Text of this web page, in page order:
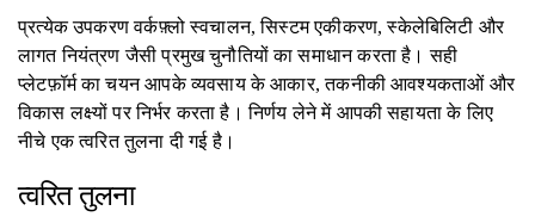
प्रत्येक उपकरण वर्कफ़्लो स्वचालन, सिस्टम एकीकरण, स्केलेबिलिटी और
लागत नियंत्रण जैसी प्रमुख चुनौतियों का समाधान करता है। सही
प्लेटफ़ॉर्म का चयन आपके व्यवसाय के आकार, तकनीकी आवश्यकताओं और
विकास लक्ष्यों पर निर्भर करता है। निर्णय लेने में आपकी सहायता के लिए
नीचे एक त्वरित तुलना दी गई है।
त्वरित तुलना